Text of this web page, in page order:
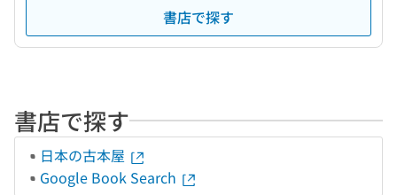
書店で探す
書店で探す
日本の古本屋
Google Book Search